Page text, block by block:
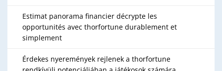
Estimat panorama financier décrypte les
opportunités avec thorfortune durablement et
simplement
Érdekes nyeremények rejlenek a thorfortune